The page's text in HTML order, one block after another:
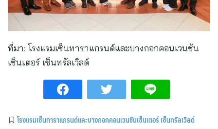
ที่มา: โรงแรมเซ็นทาราแกรนด์และบางกอกคอนเวนชัน
เซ็นเตอร์ เซ็นทรัลเวิลด์
โรงแรมเซ็นทาราแกรนด์และบางกอกคอนเวนชันเซ็นเตอร์ เซ็นทรัลเวิลด์